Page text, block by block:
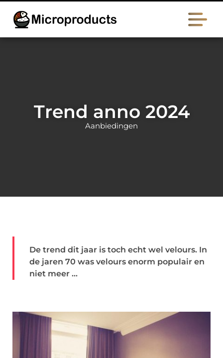
Trend anno 2024
Aanbiedingen
De trend dit jaar is toch echt wel velours. In
de jaren 70 was velours enorm populair en
niet meer ...